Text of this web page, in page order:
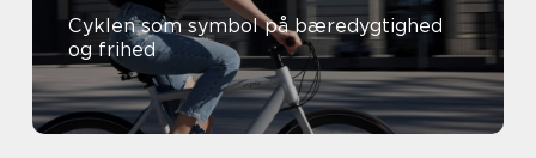
Cyklen som symbol på bæredygtighed
og frihed